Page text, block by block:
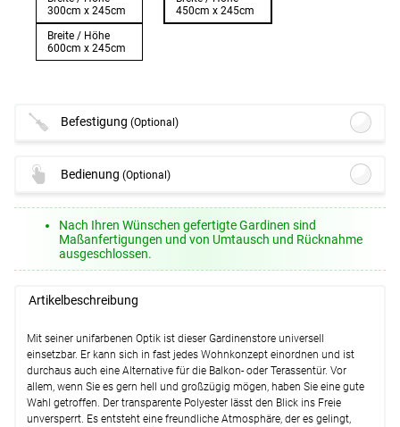
300cm x 245cm
450cm x 245cm
Breite / Höhe
600cm x 245cm
Befestigung(Optional)
Gleiteinlage für Stangen Ø 16mm #1W
Lysel - SET Coral 160cm Multiträger 2-
Lauf mit Endstücke Lines in Silber
#1W(ab +142,95 EUR)
Optionen verfügbar, bitte konfigurieren.
(+6,95 EUR)
Details
Lysel - SET Jaspis Zylinder Stange Ø
16/19mm #1W(ab +31,95 EUR)
Bedienung(Optional)
#1W (ab +7,95 EUR)
Optionen verfügbar, bitte konfigurieren.
Nach Ihren Wünschen gefertigte Gardinen sind
Maßanfertigungen und von Umtausch und Rücknahme
ausgeschlossen.
Artikelbeschreibung
Mit seiner unifarbenen Optik ist dieser Gardinenstore universell
einsetzbar. Er kann sich in fast jedes Wohnkonzept einordnen und ist
durchaus auch eine Alternative für die Balkon- oder Terassentür. Vor
allem, wenn Sie es gern hell und großzügig mögen, haben Sie eine gute
Wahl getroffen. Der transparente Polyester lässt den Blick ins Freie
unversperrt. Es entsteht eine freundliche Atmosphäre, der es gelingt,